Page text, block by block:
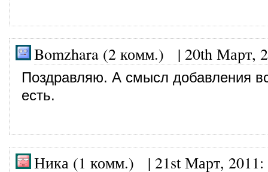
Bomzhara (2 комм.) | 20th Март,
Поздравляю. А смысл добавления
есть.
Ника (1 комм.) | 21st Март, 2011: